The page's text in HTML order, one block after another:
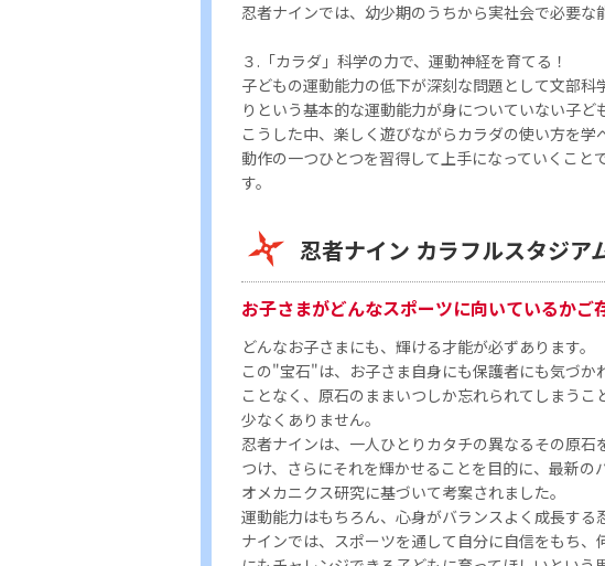
忍者ナインでは、幼少期のうちから実社会で必要な
３.「カラダ」科学の力で、運動神経を育てる！
子どもの運動能力の低下が深刻な問題として文部
りという基本的な運動能力が身についていない子ど
こうした中、楽しく遊びながらカラダの使い方を学
動作の一つひとつを習得して上手になっていくこ
す。
忍者ナイン カラフルスタジア
お子さまがどんなスポーツに向いているかご
どんなお子さまにも、輝ける才能が必ずあります。
この"宝石"は、お子さま自身にも保護者にも気づか
ことなく、原石のままいつしか忘れられてしまうこ
少なくありません。
忍者ナインは、一人ひとりカタチの異なるその原石
つけ、さらにそれを輝かせることを目的に、最新の
オメカニクス研究に基づいて考案されました。
運動能力はもちろん、心身がバランスよく成長する
ナインでは、スポーツを通して自分に自信をもち、